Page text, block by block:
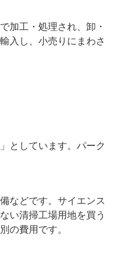
加工・処理され、卸・
入し、小売りにまわさ
としています。パーク
などです。サイエンス
い清掃工場用地を買う
の費用です。